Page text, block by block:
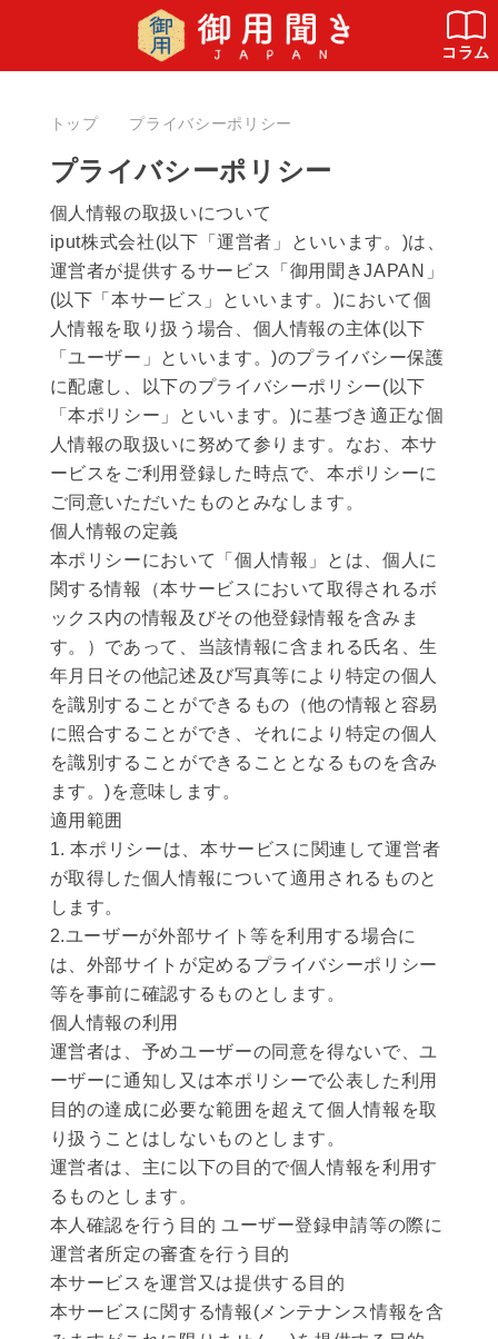
コラム
トップ プライバシーポリシー
プライバシーポリシー
個人情報の取扱いについて
iput株式会社(以下「運営者」といいます。)は、
運営者が提供するサービス「御用聞きJAPAN」
(以下「本サービス」といいます。)において個
人情報を取り扱う場合、個人情報の主体(以下
「ユーザー」といいます。)のプライバシー保護
に配慮し、以下のプライバシーポリシー(以下
「本ポリシー」といいます。)に基づき適正な個
人情報の取扱いに努めて参ります。なお、本サ
ービスをご利用登録した時点で、本ポリシーに
ご同意いただいたものとみなします。
個人情報の定義
本ポリシーにおいて「個人情報」とは、個人に
関する情報（本サービスにおいて取得されるボ
ックス内の情報及びその他登録情報を含みま
す。）であって、当該情報に含まれる氏名、生
年月日その他記述及び写真等により特定の個人
を識別することができるもの（他の情報と容易
に照合することができ、それにより特定の個人
を識別することができることとなるものを含み
ます。)を意味します。
適用範囲
1. 本ポリシーは、本サービスに関連して運営者
が取得した個人情報について適用されるものと
します。
2.ユーザーが外部サイト等を利用する場合に
は、外部サイトが定めるプライバシーポリシー
等を事前に確認するものとします。
個人情報の利用
運営者は、予めユーザーの同意を得ないで、ユ
ーザーに通知し又は本ポリシーで公表した利用
目的の達成に必要な範囲を超えて個人情報を取
り扱うことはしないものとします。
運営者は、主に以下の目的で個人情報を利用す
るものとします。
本人確認を行う目的 ユーザー登録申請等の際に
運営者所定の審査を行う目的
本サービスを運営又は提供する目的
本サービスに関する情報(メンテナンス情報を含